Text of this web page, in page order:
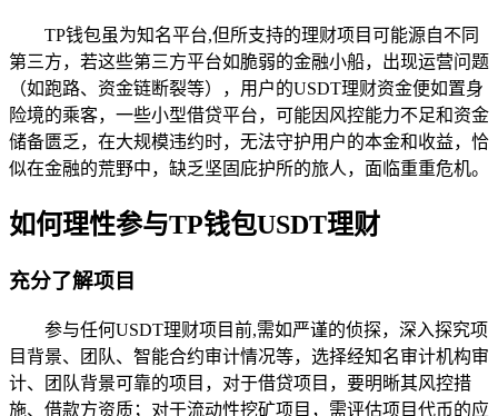
TP钱包虽为知名平台,但所支持的理财项目可能源自不同
第三方，若这些第三方平台如脆弱的金融小船，出现运营问题
（如跑路、资金链断裂等），用户的USDT理财资金便如置身
险境的乘客，一些小型借贷平台，可能因风控能力不足和资金
储备匮乏，在大规模违约时，无法守护用户的本金和收益，恰
似在金融的荒野中，缺乏坚固庇护所的旅人，面临重重危机。
如何理性参与TP钱包USDT理财
充分了解项目
参与任何USDT理财项目前,需如严谨的侦探，深入探究项
目背景、团队、智能合约审计情况等，选择经知名审计机构审
计、团队背景可靠的项目，对于借贷项目，要明晰其风控措
施、借款方资质；对于流动性挖矿项目，需评估项目代币的应